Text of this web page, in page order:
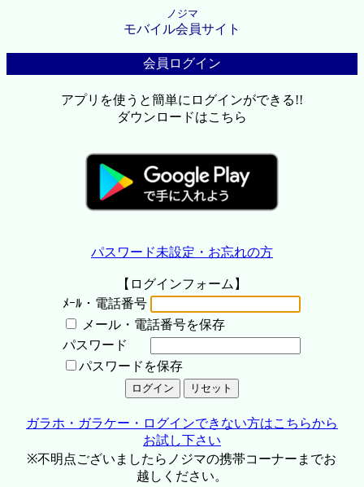
ノジマ
モバイル会員サイト
会員ログイン
アプリを使うと簡単にログインができる!!
ダウンロードはこちら
パスワード未設定・お忘れの方
【ログインフォーム】
ﾒｰﾙ・電話番号
メール・電話番号を保存
パスワード
パスワードを保存
ガラホ・ガラケー・ログインできない方はこちらから
お試し下さい
※不明点ございましたらノジマの携帯コーナーまでお
越しください。